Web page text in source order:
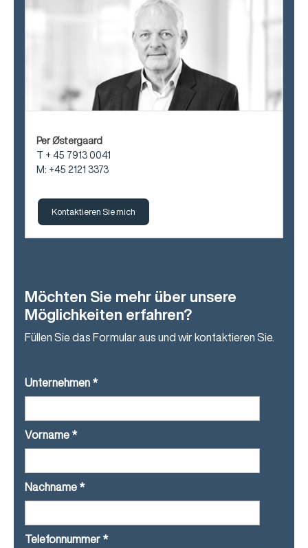
Per Østergaard
T + 45 7913 0041
M: +45 2121 3373
Kontaktieren Sie mich
Möchten Sie mehr über unsere
Möglichkeiten erfahren?
Füllen Sie das Formular aus und wir kontaktieren Sie.
Unternehmen*
Vorname*
Nachname*
Telefonnummer*